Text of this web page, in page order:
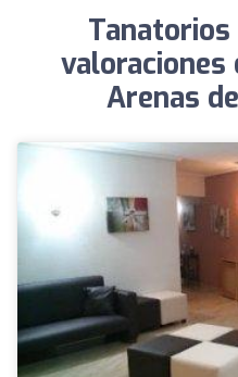
valoraciones
Arenas